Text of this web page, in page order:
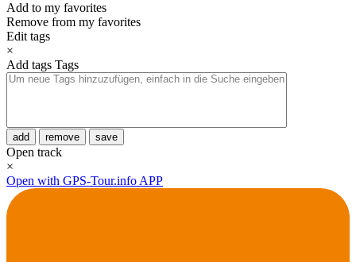
Add to my favorites
Remove from my favorites
Edit tags
×
Add tags Tags
add remove save
Open track
×
Open with GPS-Tour.info APP